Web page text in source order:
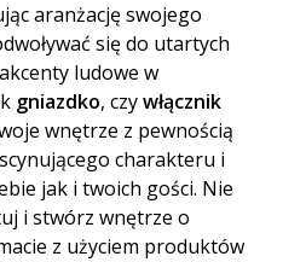
aranżację swojego
się do utartych
ludowe w
gniazdko, czywłącznik
wnętrze z pewnością
charakteru i
jak i twoich gości. Nie
i stwórz wnętrze o
z użyciem produktów